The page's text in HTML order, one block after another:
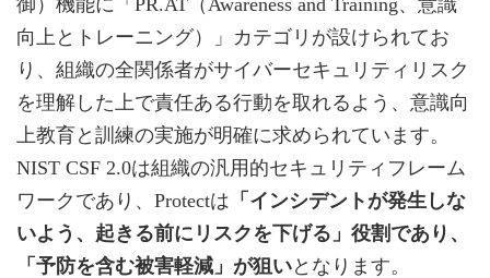
向上とトレーニング）」カテゴリが設けられてお
り、組織の全関係者がサイバーセキュリティリスク
を理解した上で責任ある行動を取れるよう、意識向
上教育と訓練の実施が明確に求められています。
NIST CSF 2.0は組織の汎用的セキュリティフレーム
ワークであり、Protectは 「インシデントが発生しな
いよう、起きる前にリスクを下げる」役割であり、
「予防を含む被害軽減」が狙いとなります。